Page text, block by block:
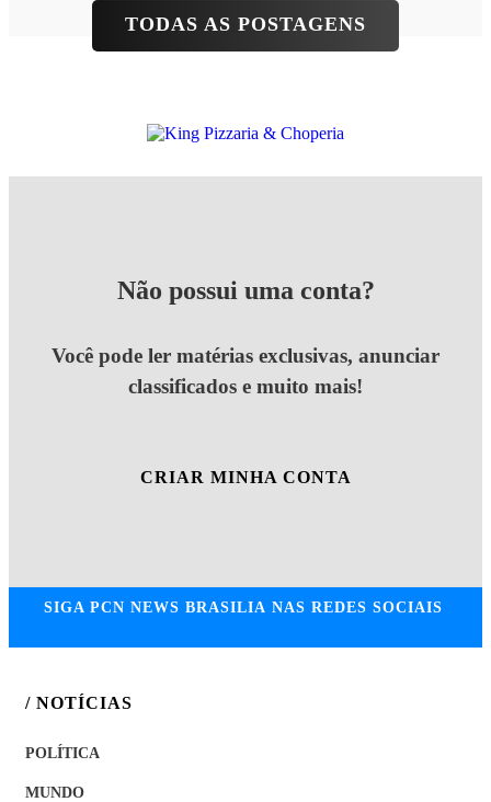
TODAS AS POSTAGENS
Não possui uma conta?
Você pode ler matérias exclusivas, anunciar
classificados e muito mais!
CRIAR MINHA CONTA
SIGA PCN NEWS BRASILIA NAS REDES SOCIAIS
/ NOTÍCIAS
POLÍTICA
MUNDO